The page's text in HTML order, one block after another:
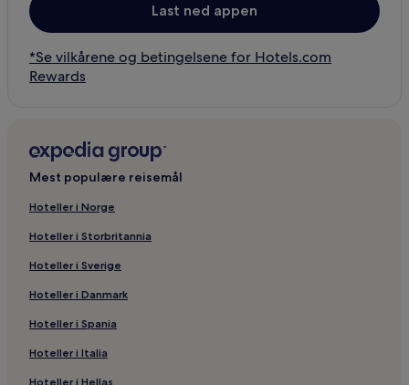
Last ned appen
*Se vilkårene og betingelsene for Hotels.com
Rewards
Mest populære reisemål
Hoteller i Norge
Hoteller i Storbritannia
Hoteller i Sverige
Hoteller i Danmark
Hoteller i Spania
Hoteller i Italia
Hoteller i Hellas